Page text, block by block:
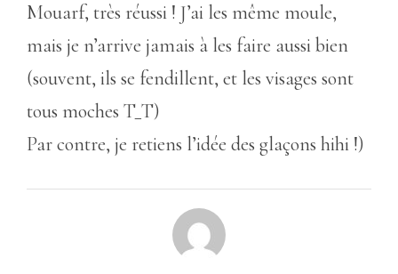
Mouarf, très réussi ! J’ai les même moule,
mais je n’arrive jamais à les faire aussi bien
(souvent, ils se fendillent, et les visages sont
tous moches T_T)
Par contre, je retiens l’idée des glaçons hihi !)